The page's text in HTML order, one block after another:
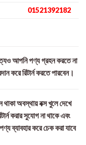
01521392182
আপনি পণ্য গ্রহন করতে না
করে রিটার্ন করতে পারবেন।
থাকা অবস্থায় বক্স খুলে দেখে
করার সুযোগ না থাকে এবং
ব্যাবহার করে চেক করা যাবে